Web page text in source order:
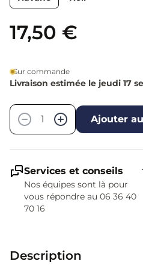
17,50 €
Sur commande
Livraison estimée le jeudi 17
−
+ Ajouter
Services et conseils
Nos équipes sont là pour
vous répondre au 06 36 40
70 16
Description